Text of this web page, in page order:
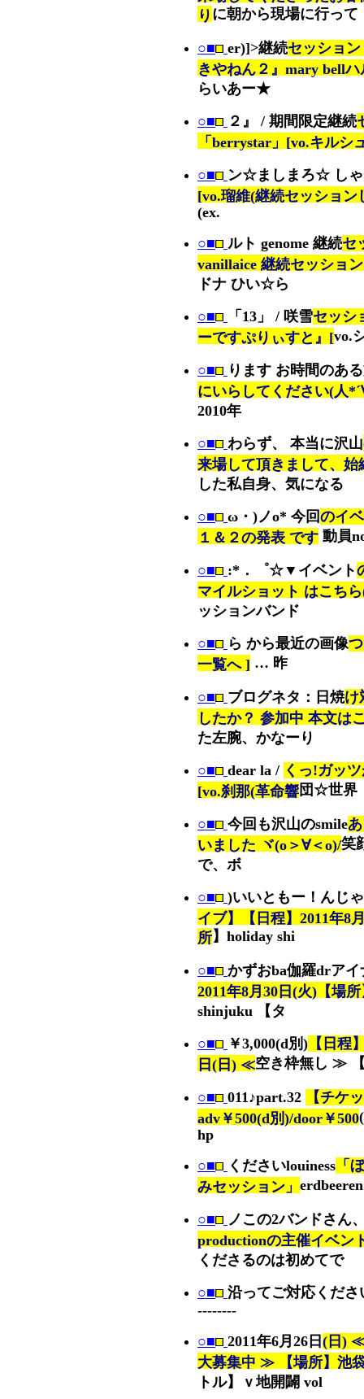
り に朝から現場に行って
○■ er)]>継続セッショ
きやねん２』mary bellハ
らいあー★
○■ ２』 / 期間限定継続
「berrystar」[vo.キルシ
○■ ン☆ましまろ☆ し
[vo.瑠維(継続セッション
(ex.
○■ ルト genome 継続セ
vanillaice 継続セッショ
ドナ ひい☆ら
○■ 「13」 / 咲雪セッシ
ーですぷりぃすと』[vo.
○■ ります お時間のあ
にいらしてください(人
2010年
○■ わらず、 本当に沢山
来場して頂きまして、
した私自身、気になる
○■ ω・)ノo* 今回のイ
１＆２の発表 です 動員
○■ :*．゜☆▼イベント
マイルショット はこち
ッションバンド
○■ ら から最近の画像
一覧へ ] … 昨
○■ ブログネタ：日焼け
したか？ 参加中 本文は
た左腕、かなーり
○■ dear la / くっ!ガッ
[vo.刹那(革命響団☆世界
○■ 今回も沢山のsmile
いました ヾ(o＞∀＜o)/笑
で、ボ
○■ )いいともー！んじ
イブ】【日程】2011年8
所】holiday shi
○■ かずおba伽羅drアイ
2011年8月30日(火)【場
shinjuku 【タ
○■ ￥3,000(d別) 【日程
日(日) ≪空き枠無し ≫
○■ 011♪part.32 【チケ
adv￥500(d別)/door￥500
hp
○■ くださいlouiness 「
みセッション」
○■ ノこの2バンドさん
productionの主催イベン
くださるのは初めてで
○■ 沿ってご対応くださ
--------
○■ 2011年6月26日 (日)
大募集中 ≫ 【場所】池
トル】ｖ地開闢 vol